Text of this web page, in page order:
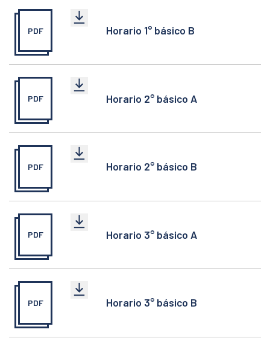
PDF Horario 1° básico B
PDF Horario 2° básico A
PDF Horario 2° básico B
PDF Horario 3° básico A
PDF Horario 3° básico B